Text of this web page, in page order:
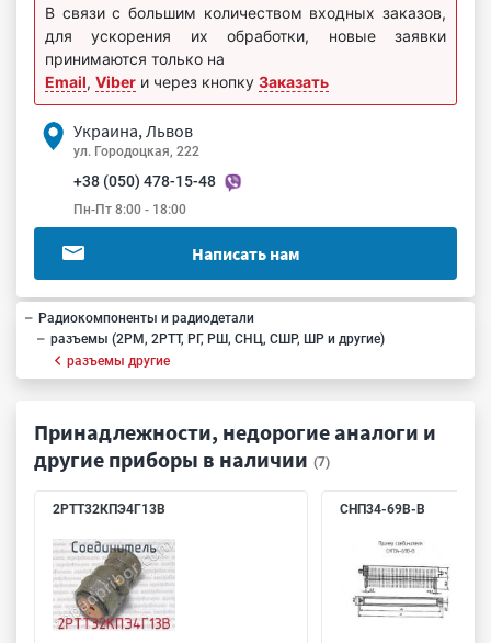
В связи с большим количеством входных заказов,
для ускорения их обработки, новые заявки
принимаются только на
Email, Viber и через кнопку Заказать
Украина, Львов
ул. Городоцкая, 222
+38 (050) 478-15-48
Пн-Пт 8:00 - 18:00
Написать нам
Радиокомпоненты и радиодетали
разъемы (2РМ, 2РТТ, РГ, РШ, СНЦ, СШР, ШР и другие)
разъемы другие
Принадлежности, недорогие аналоги и
другие приборы в наличии (7)
2РТТ32КПЭ4Г13В СНП34-69В-В